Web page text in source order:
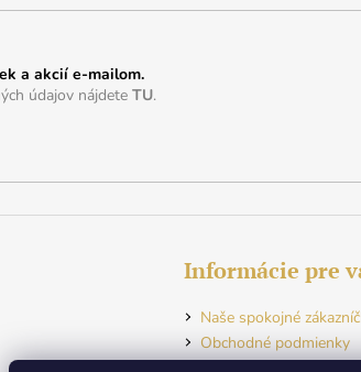
a akcií e-mailom.
údajov nájdete TU.
Informácie pre
Naše spokojné
Obchodné podmienky